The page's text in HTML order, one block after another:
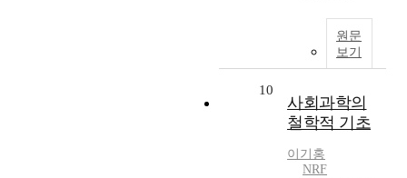
원문
보기
10
사회과학의
철학적 기초
이기홍
NRF